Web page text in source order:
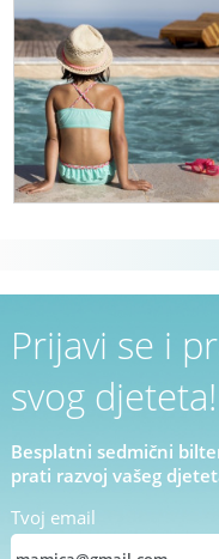
Prijavi se i
svog djeteta!
Besplatni sedmični
prati razvoj vašeg
Tvoj email